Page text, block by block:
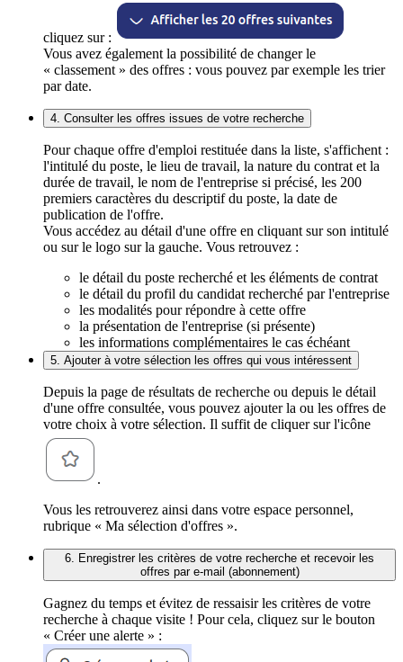
cliquez sur :
Vous avez également la possibilité de changer le
« classement » des offres : vous pouvez par exemple les trier
par date.
4. Consulter les offres issues de votre recherche
Pour chaque offre d'emploi restituée dans la liste, s'affichent :
l'intitulé du poste, le lieu de travail, la nature du contrat et la
durée de travail, le nom de l'entreprise si précisé, les 200
premiers caractères du descriptif du poste, la date de
publication de l'offre.
Vous accédez au détail d'une offre en cliquant sur son intitulé
ou sur le logo sur la gauche. Vous retrouvez :
le détail du poste recherché et les éléments de contrat
le détail du profil du candidat recherché par l'entreprise
les modalités pour répondre à cette offre
la présentation de l'entreprise (si présente)
les informations complémentaires le cas échéant
5. Ajouter à votre sélection les offres qui vous intéressent
Depuis la page de résultats de recherche ou depuis le détail
d'une offre consultée, vous pouvez ajouter la ou les offres de
votre choix à votre sélection. Il suffit de cliquer sur l'icône
.
Vous les retrouverez ainsi dans votre espace personnel,
rubrique « Ma sélection d'offres ».
6. Enregistrer les critères de votre recherche et recevoir les
offres par e-mail (abonnement)
Gagnez du temps et évitez de ressaisir les critères de votre
recherche à chaque visite ! Pour cela, cliquez sur le bouton
« Créer une alerte » :